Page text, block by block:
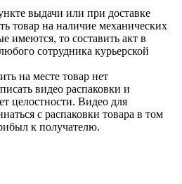
выдачи или при доставке
товар на наличие механических
имеются, то составить акт в
сотрудника курьерской
на месте товар нет
видео распаковки и
целостности. Видео для
с распаковки товара в том
к получателю.